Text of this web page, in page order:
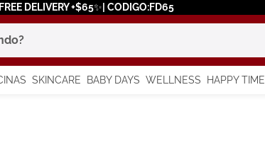
DELIVERY +$65✨| CODIGO:FD65
SKINCARE BABY DAYS WELLNESS HAPPY TIME
buscados